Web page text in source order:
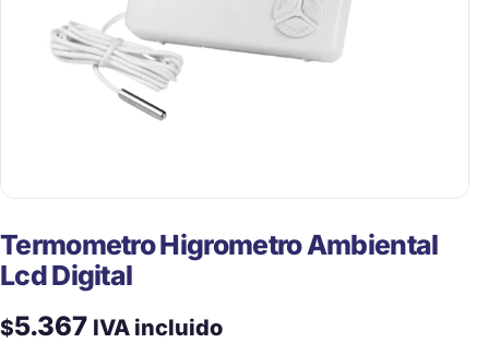
Termometro Higrometro Ambiental
Lcd Digital
$5.367 IVA incluido